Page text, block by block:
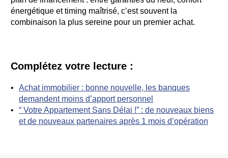
énergétique et timing maîtrisé, c’est souvent la
combinaison la plus sereine pour un premier achat.
Complétez votre lecture :
Achat immobilier : bonne nouvelle, les banques
demandent moins d’apport personnel
“ Votre Appartement Sans Délai !” : de nouveaux biens
et de nouveaux partenaires après 1 mois d’opération